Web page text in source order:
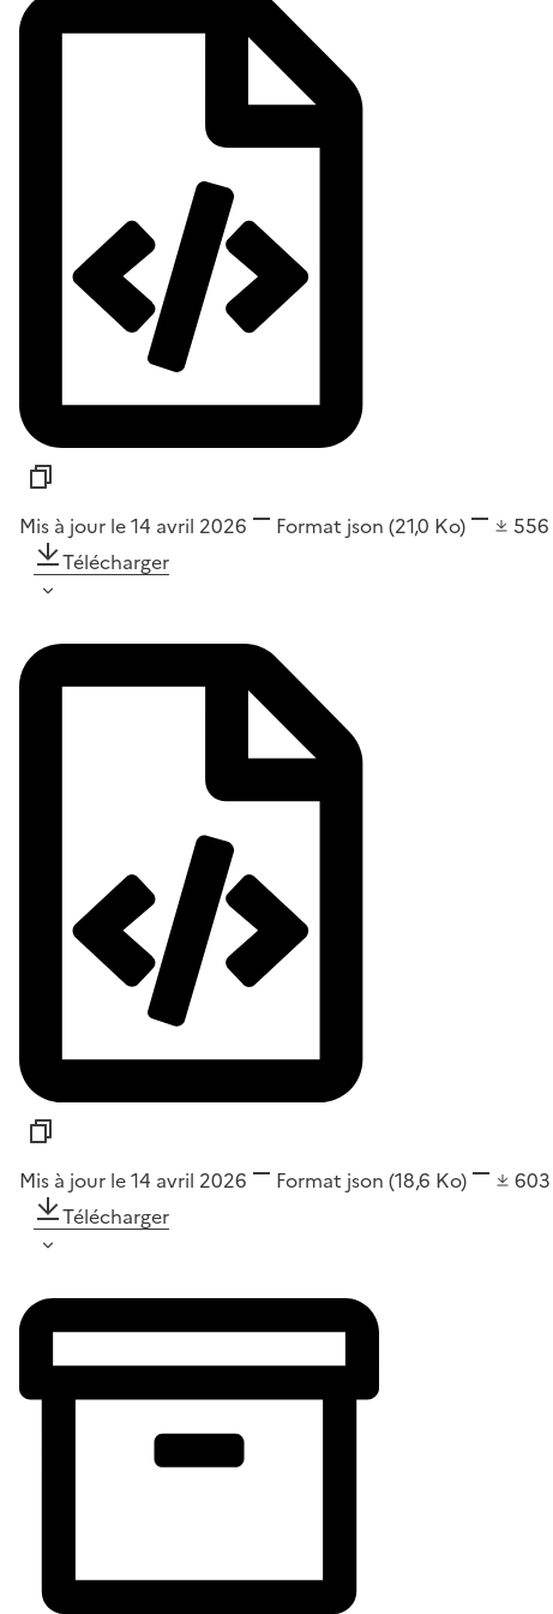
Mis à jour le 14 avril 2026 Format json (21,0 Ko) 556
Télécharger
Mis à jour le 14 avril 2026 Format json (18,6 Ko) 603
Télécharger